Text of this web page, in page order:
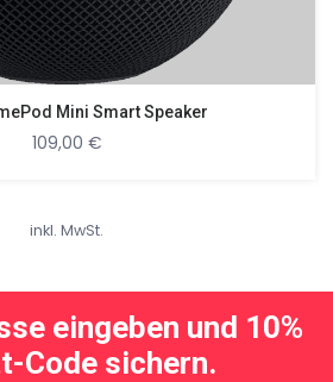
Mini Smart Speaker
109,00 €
inkl. MwSt.
eingeben und 10%
Code sichern.